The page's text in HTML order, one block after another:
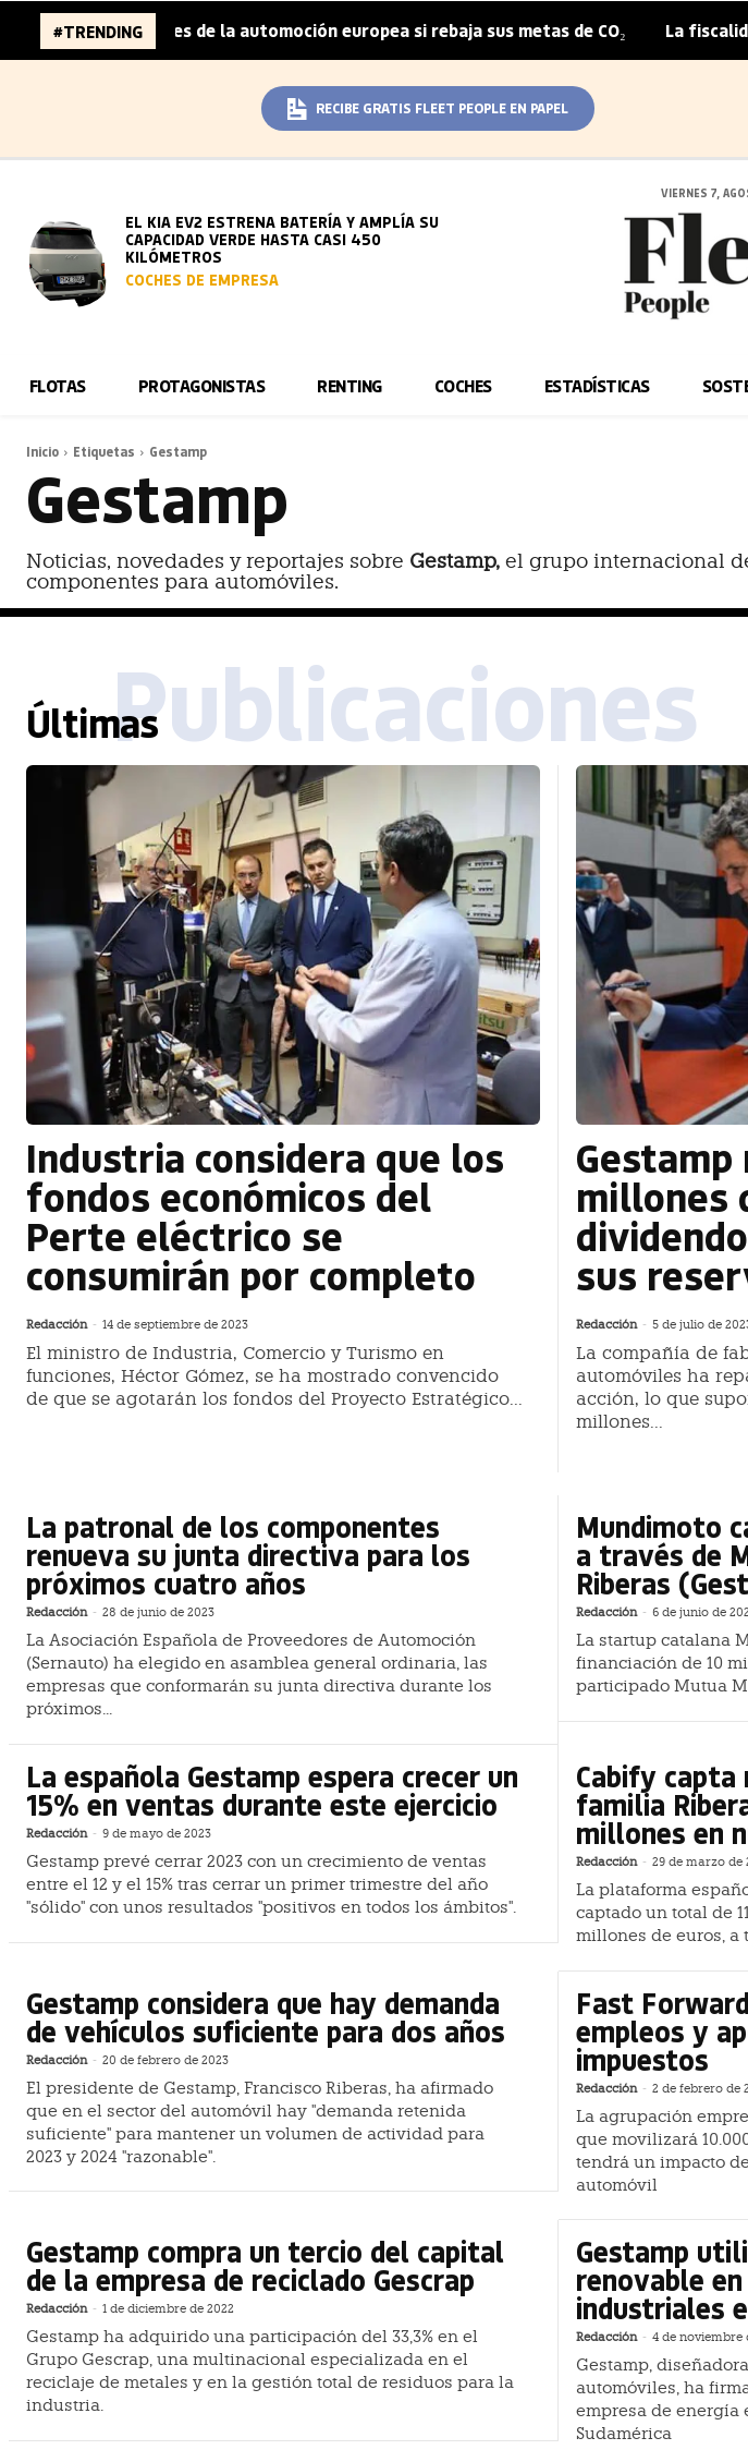
#TRENDING
millones de la automoción europea si rebaja sus metas de CO₂ | La fiscalidad
RECIBE GRATIS FLEET PEOPLE EN PAPEL
EL KIA EV2 ESTRENA BATERÍA Y AMPLÍA SU
CAPACIDAD VERDE HASTA CASI 450
KILÓMETROS
COCHES DE EMPRESA
VIERNES 7,
FLOTAS PROTAGONISTAS RENTING COCHES ESTADÍSTICAS
Inicio Etiquetas Gestamp
Gestamp
Noticias, novedades y reportajes sobre Gestamp, el grupo internacional
componentes para automóviles.
ÚltimasPublicaciones
Industria considera que los
fondos económicos del
Perte eléctrico se
consumirán por completo
Redacción - 14 de septiembre de 2023
El ministro de Industria, Comercio y Turismo en
funciones, Héctor Gómez, se ha mostrado convencido
de que se agotarán los fondos del Proyecto Estratégico...
millones
sus
Redacción - 5 de julio de
La compañía de
automóviles ha
acción, lo que
millones...
La patronal de los componentes
renueva su junta directiva para los
próximos cuatro años
Redacción - 28 de junio de 2023
La Asociación Española de Proveedores de Automoción
(Sernauto) ha elegido en asamblea general ordinaria, las
empresas que conformarán su junta directiva durante los
próximos...
Mundimoto
a través de
Riberas
Redacción - 6 de junio de
La startup catalana
financiación de 10
participado Mutua
La española Gestamp espera crecer un
15% en ventas durante este ejercicio
Redacción - 9 de mayo de 2023
Gestamp prevé cerrar 2023 con un crecimiento de ventas
entre el 12 y el 15% tras cerrar un primer trimestre del año
"sólido" con unos resultados "positivos en todos los ámbitos".
Cabify capta
familia
millones en
Redacción - 29 de marzo de
La plataforma
captado un total de
millones de euros, a
Gestamp considera que hay demanda
de vehículos suficiente para dos años
Redacción - 20 de febrero de 2023
El presidente de Gestamp, Francisco Riberas, ha afirmado
que en el sector del automóvil hay "demanda retenida
suficiente" para mantener un volumen de actividad para
2023 y 2024 "razonable".
Fast
empleos y
impuestos
Redacción - 2 de febrero de
La agrupación
que movilizará
tendrá un impacto
automóvil
Gestamp compra un tercio del capital
de la empresa de reciclado Gescrap
Redacción - 1 de diciembre de 2022
Gestamp ha adquirido una participación del 33,3% en el
Grupo Gescrap, una multinacional especializada en el
reciclaje de metales y en la gestión total de residuos para la
industria.
Gestamp
renovable
industriales
Redacción - 4 de noviembre
Gestamp,
automóviles, ha
empresa de energía
Sudamérica